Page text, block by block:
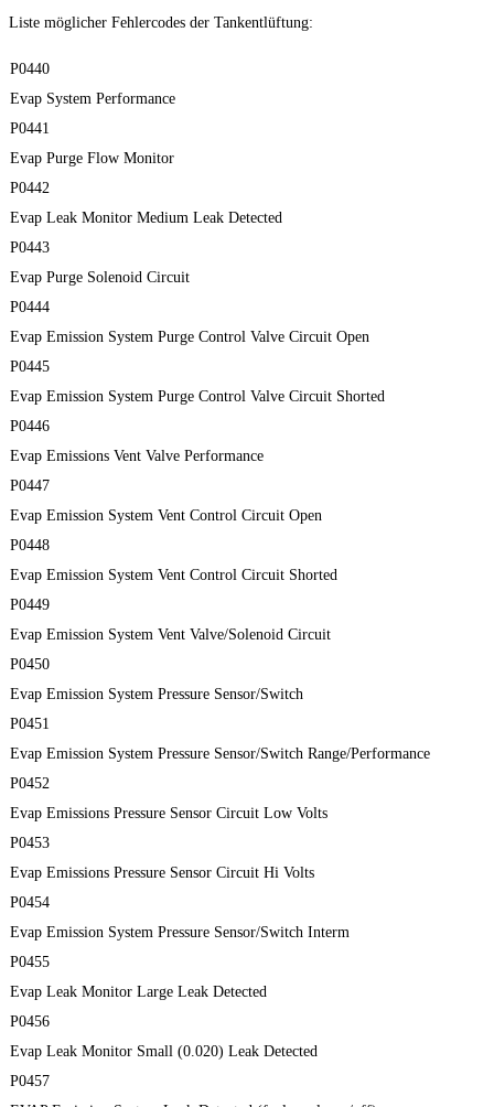
Liste möglicher Fehlercodes der Tankentlüftung:
P0440
Evap System Performance
P0441
Evap Purge Flow Monitor
P0442
Evap Leak Monitor Medium Leak Detected
P0443
Evap Purge Solenoid Circuit
P0444
Evap Emission System Purge Control Valve Circuit Open
P0445
Evap Emission System Purge Control Valve Circuit Shorted
P0446
Evap Emissions Vent Valve Performance
P0447
Evap Emission System Vent Control Circuit Open
P0448
Evap Emission System Vent Control Circuit Shorted
P0449
Evap Emission System Vent Valve/Solenoid Circuit
P0450
Evap Emission System Pressure Sensor/Switch
P0451
Evap Emission System Pressure Sensor/Switch Range/Performance
P0452
Evap Emissions Pressure Sensor Circuit Low Volts
P0453
Evap Emissions Pressure Sensor Circuit Hi Volts
P0454
Evap Emission System Pressure Sensor/Switch Interm
P0455
Evap Leak Monitor Large Leak Detected
P0456
Evap Leak Monitor Small (0.020) Leak Detected
P0457